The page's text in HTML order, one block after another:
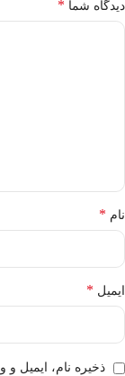
دیدگاه شما *
نام *
ایمیل *
ذخیره نام، ایمیل